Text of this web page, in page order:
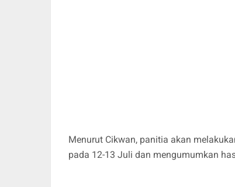
Menurut Cikwan, panitia akan
pada 12-13 Juli dan mengumumkan